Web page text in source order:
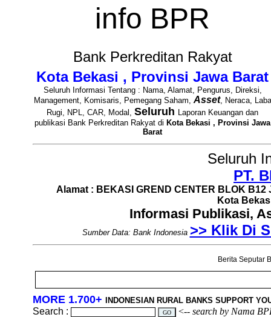
info BPR
Bank Perkreditan Rakyat
Kota Bekasi , Provinsi Jawa Barat
Seluruh Informasi Tentang : Nama, Alamat, Pengurus, Direksi,
Management, Komisaris, Pemegang Saham,Asset, Neraca, Laba
Rugi, NPL, CAR, Modal, Seluruh Laporan Keuangan dan
publikasi Bank Perkreditan Rakyat di Kota Bekasi , Provinsi Jawa
Barat
Seluruh
PT.
Alamat : BEKASI GREND CENTER BLOK B12
Kota
Informasi Publikasi,
Sumber Data: Bank Indonesia >> Klik Di
Berita Seputar
MORE 1.700+ INDONESIAN RURAL BANKS SUPPORT
Search : <-- search by Nama